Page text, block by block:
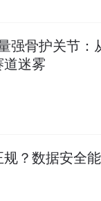
强骨护关节：
道迷雾
？数据安全